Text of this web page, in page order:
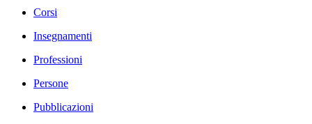
Corsi
Insegnamenti
Professioni
Persone
Pubblicazioni